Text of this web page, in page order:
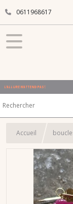
0611968617
L'ALLURE N'ATTEND PAS !
Accueil